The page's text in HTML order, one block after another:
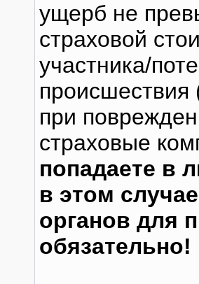
ущерб не
страховой
участника/
при
страховые
попадаете в
в этом
органов для
обязательно!